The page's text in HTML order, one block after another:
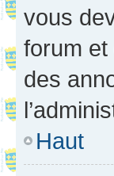
vous
forum et
des
Haut